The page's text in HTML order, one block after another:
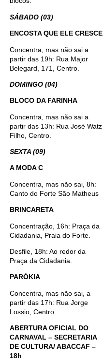
SÁBADO (03)
ENCOSTA QUE ELE CRESCE
Concentra, mas não sai a
partir das 19h: Rua Major
Belegard, 171, Centro.
DOMINGO (04)
BLOCO DA FARINHA
Concentra, mas não sai a
partir das 13h: Rua José Watz
Filho, Centro.
SEXTA (09)
A MODA C
Concentra, mas não sai, 8h:
Canto do Forte São Matheus
BRINCARETA
Concentração, 16h: Praça da
Cidadania, Praia do Forte.
Desfile, 18h: Ao redor da
Praça da Cidadania.
PARÓKIA
Concentra, mas não sai, a
partir das 17h: Rua Jorge
Lossio, Centro.
ABERTURA OFICIAL DO
CARNAVAL – SECRETARIA
DE CULTURA/ ABACCAF –
18h